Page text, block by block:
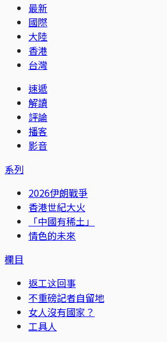
最新
國際
大陸
香港
台灣
速遞
解讀
評論
播客
影音
系列
2026伊朗戰爭
香港世紀大火
「中國有稀土」
情色的未來
欄目
返工这回事
不重磅記者自留地
女人沒有國家？
工具人